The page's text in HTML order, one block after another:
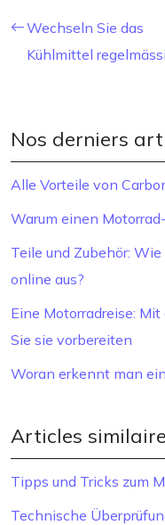
Wechseln Sie das
Kühlmittel
Nos derniers
Alle Vorteile von
Warum einen
Teile und Zubehör:
online aus?
Eine Motorradreise:
Sie sie vorbereiten
Woran erkennt man
Articles
Tipps und Tricks zum
Technische